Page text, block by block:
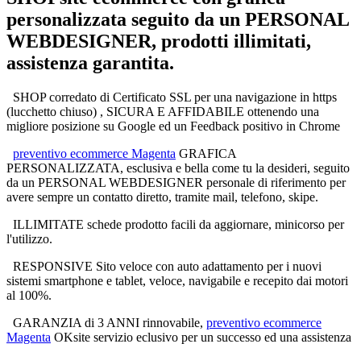
personalizzata seguito da un PERSONAL
WEBDESIGNER, prodotti illimitati,
assistenza garantita.
SHOP corredato di Certificato SSL per una navigazione in https
(lucchetto chiuso) , SICURA E AFFIDABILE ottenendo una
migliore posizione su Google ed un Feedback positivo in Chrome
preventivo ecommerce Magenta GRAFICA
PERSONALIZZATA, esclusiva e bella come tu la desideri, seguito
da un PERSONAL WEBDESIGNER personale di riferimento per
avere sempre un contatto diretto, tramite mail, telefono, skipe.
ILLIMITATE schede prodotto facili da aggiornare, minicorso per
l'utilizzo.
RESPONSIVE Sito veloce con auto adattamento per i nuovi
sistemi smartphone e tablet, veloce, navigabile e recepito dai motori
al 100%.
GARANZIA di 3 ANNI rinnovabile, preventivo ecommerce
Magenta OKsite servizio eclusivo per un successo ed una assistenza